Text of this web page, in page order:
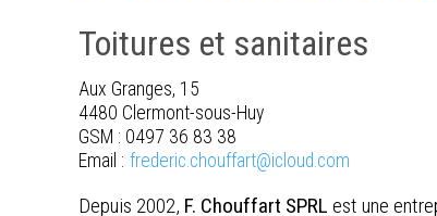
Toitures et sanitaires
Aux Granges, 15
4480 Clermont-sous-Huy
GSM : 0497 36 83 38
Email : frederic.chouffart@icloud.com
Depuis 2002, F. Chouffart SPRL est une